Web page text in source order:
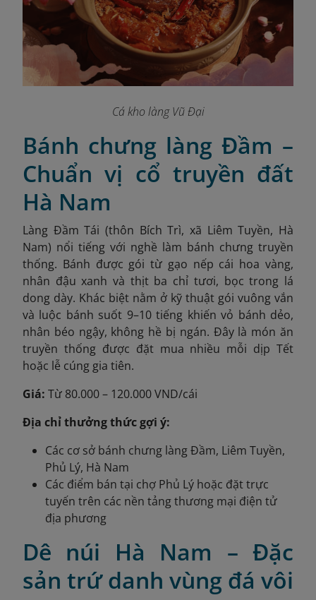
Cá kho làng Vũ Đại
Bánh chưng làng Đầm –
Chuẩn vị cổ truyền đất
Hà Nam
Làng Đầm Tái (thôn Bích Trì, xã Liêm Tuyền, Hà
Nam) nổi tiếng với nghề làm bánh chưng truyền
thống. Bánh được gói từ gạo nếp cái hoa vàng,
nhân đậu xanh và thịt ba chỉ tươi, bọc trong lá
dong dày. Khác biệt nằm ở kỹ thuật gói vuông vắn
và luộc bánh suốt 9–10 tiếng khiến vỏ bánh dẻo,
nhân béo ngậy, không hề bị ngán. Đây là món ăn
truyền thống được đặt mua nhiều mỗi dịp Tết
hoặc lễ cúng gia tiên.
Giá: Từ 80.000 – 120.000 VND/cái
Địa chỉ thưởng thức gợi ý:
Các cơ sở bánh chưng làng Đầm, Liêm Tuyền,
Phủ Lý, Hà Nam
Các điểm bán tại chợ Phủ Lý hoặc đặt trực
tuyến trên các nền tảng thương mại điện tử
địa phương
Dê núi Hà Nam – Đặc
sản trứ danh vùng đá vôi